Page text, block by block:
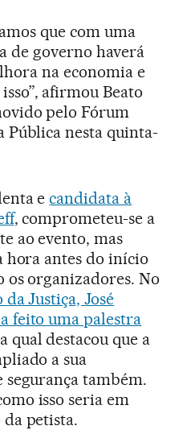
que com uma
de governo haverá
na economia e
afirmou Beato
pelo Fórum
Pública nesta quinta-
ecandidata à
, comprometeu-se a
ao evento, mas
hora antes do início
os organizadores. No
Justiça, José
feito uma palestra
qual destacou que a
a sua
também.
isso seria em
petista.